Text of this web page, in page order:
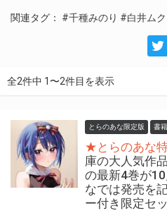
関連タグ： #千種みのり #白井ムク
全2件中 1〜2件目を表示
とらのあな限定版 書籍
★とらのあな
庫の大人気作
の最新4巻が
なでは発売を
ー付き限定セ